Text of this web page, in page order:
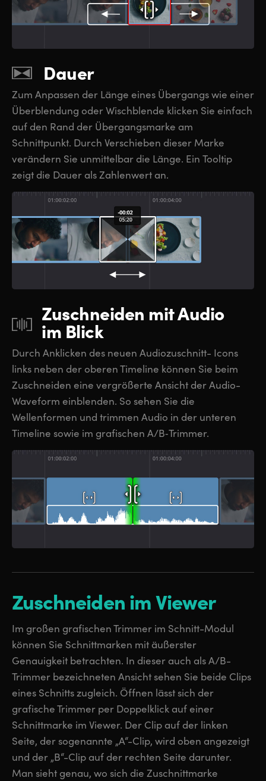
Dauer
Zum Anpassen der Länge eines Übergangs wie einer
Überblendung oder Wischblende klicken Sie einfach
auf den Rand der Übergangsmarke am
Schnittpunkt. Durch Verschieben dieser Marke
verändern Sie unmittelbar die Länge. Ein Tooltip
zeigt die Dauer als Zahlenwert an.
Zuschneiden mitAudio
im Blick
Durch Anklicken des neuen Audiozuschnitt- Icons
links neben der oberen Timeline können Sie beim
Zuschneiden eine vergrößerte Ansicht der Audio-
Waveform einblenden. So sehen Sie die
Wellenformen und trimmen Audio in der unteren
Timeline sowie im grafischen A/B‑Trimmer.
Zuschneiden im Viewer
Im großen grafischen Trimmer im Schnitt-Modul
können Sie Schnittmarken mit äußerster
Genauigkeit betrachten. In dieser auch als A/B-
Trimmer bezeichneten Ansicht sehen Sie beide Clips
eines Schnitts zugleich. Öffnen lässt sich der
grafische Trimmer per Doppelklick auf einer
Schnittmarke im Viewer. Der Clip auf der linken
Seite, der sogenannte „A“-Clip, wird oben angezeigt
und der „B“-Clip auf der rechten Seite darunter.
Man sieht genau, wo sich die Zuschnittmarke